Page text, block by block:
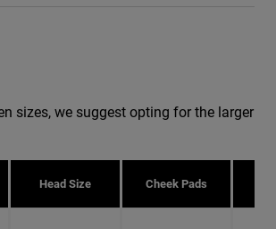
sizes, we suggest opting for the larger
Head Size Cheek Pads